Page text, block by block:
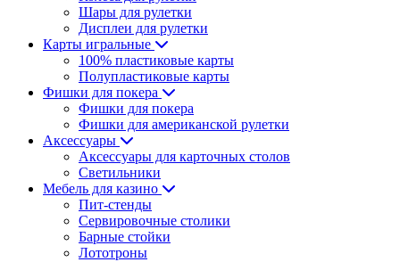
Шары для рулетки
Дисплеи для рулетки
Карты игральные
100% пластиковые карты
Полупластиковые карты
Фишки для покера
Фишки для покера
Фишки для американской рулетки
Аксессуары
Аксессуары для карточных столов
Светильники
Мебель для казино
Пит-стенды
Сервировочные столики
Барные стойки
Лототроны